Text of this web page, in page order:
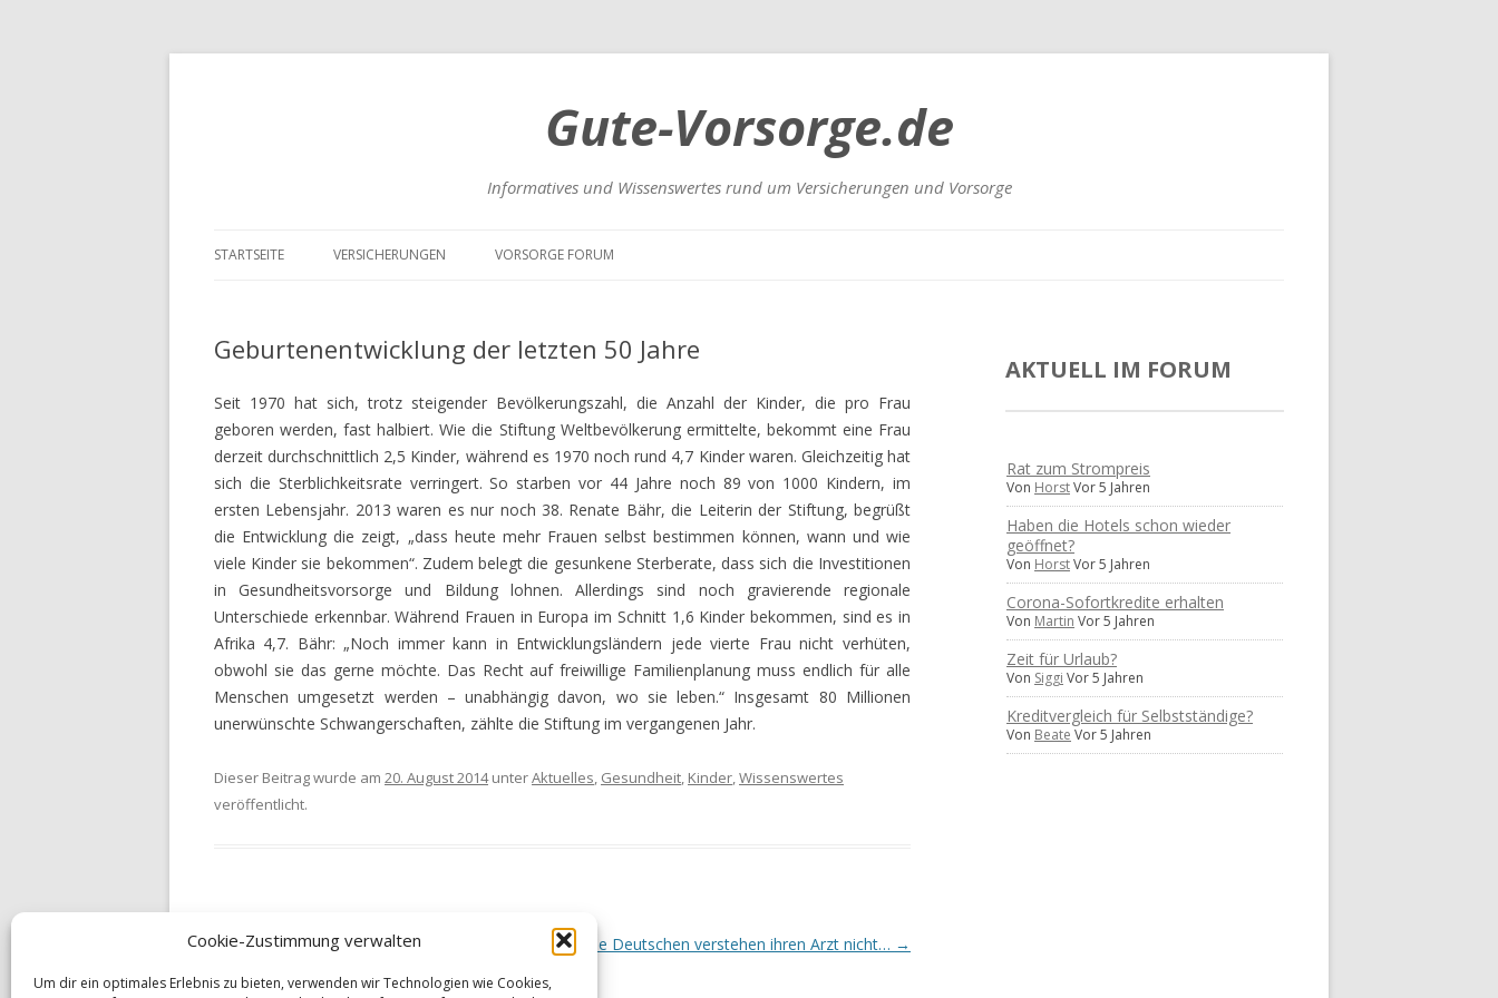
Cookie-Zustimmung verwalten
Um dir ein optimales Erlebnis zu bieten, verwenden wir Technologien wie Cookies,
Gute-Vorsorge.de
Informatives und Wissenswertes rund um Versicherungen und Vorsorge
STARTSEITE VERSICHERUNGEN
LEBENSVERSICHERUNGEN
VERGLEICHEN
BERUFSUNFÄHIGKEITSVERSICHERUNGEN
RÜRUP RENTE VERGLEICHEN
RIESTER RENTE VERGLEICHEN
RENTENVERSICHERUNGEN
VERGLEICHEN
VERGLEICHEN
FIRMENVERSICHERUNGEN
VORSORGE FORUM
Geburtenentwicklung der letzten 50 Jahre
Seit 1970 hat sich, trotz steigender Bevölkerungszahl, die Anzahl der Kinder, die pro Frau
geboren werden, fast halbiert. Wie die Stiftung Weltbevölkerung ermittelte, bekommt eine Frau
derzeit durchschnittlich 2,5 Kinder, während es 1970 noch rund 4,7 Kinder waren. Gleichzeitig hat
sich die Sterblichkeitsrate verringert. So starben vor 44 Jahre noch 89 von 1000 Kindern, im
ersten Lebensjahr. 2013 waren es nur noch 38. Renate Bähr, die Leiterin der Stiftung, begrüßt
die Entwicklung die zeigt, „dass heute mehr Frauen selbst bestimmen können, wann und wie
viele Kinder sie bekommen“. Zudem belegt die gesunkene Sterberate, dass sich die Investitionen
in Gesundheitsvorsorge und Bildung lohnen. Allerdings sind noch gravierende regionale
Unterschiede erkennbar. Während Frauen in Europa im Schnitt 1,6 Kinder bekommen, sind es in
Afrika 4,7. Bähr: „Noch immer kann in Entwicklungsländern jede vierte Frau nicht verhüten,
obwohl sie das gerne möchte. Das Recht auf freiwillige Familienplanung muss endlich für alle
Menschen umgesetzt werden – unabhängig davon, wo sie leben.“ Insgesamt 80 Millionen
unerwünschte Schwangerschaften, zählte die Stiftung im vergangenen Jahr.
Dieser Beitrag wurde am 20. August 2014unterAktuelles, Gesundheit, Kinder,Wissenswertes
veröffentlicht.
Beitrags-
Navigation
←Reform des Lebensversicherungssystems ist
beschlossen
Die Deutschen verstehen ihren Arzt nicht… →
AKTUELL IM FORUM
Rat zum Strompreis
Von HorstVor 5 Jahren
Haben die Hotels schon wieder
geöffnet?
Von HorstVor 5 Jahren
Corona-Sofortkredite erhalten
Von Martin Vor 5 Jahren
Zeit für Urlaub?
Von Siggi Vor 5 Jahren
Kreditvergleich für Selbstständige?
Von Beate Vor 5 Jahren